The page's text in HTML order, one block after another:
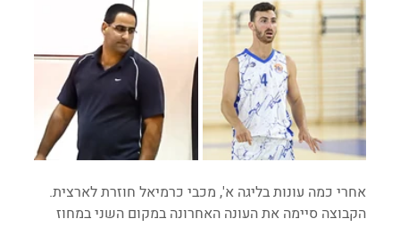
אחרי כמה עונות בליגה א', מכבי כרמיאל חוזרת לארצית.
הקבוצה סיימה את העונה האחרונה במקום השני במחוז